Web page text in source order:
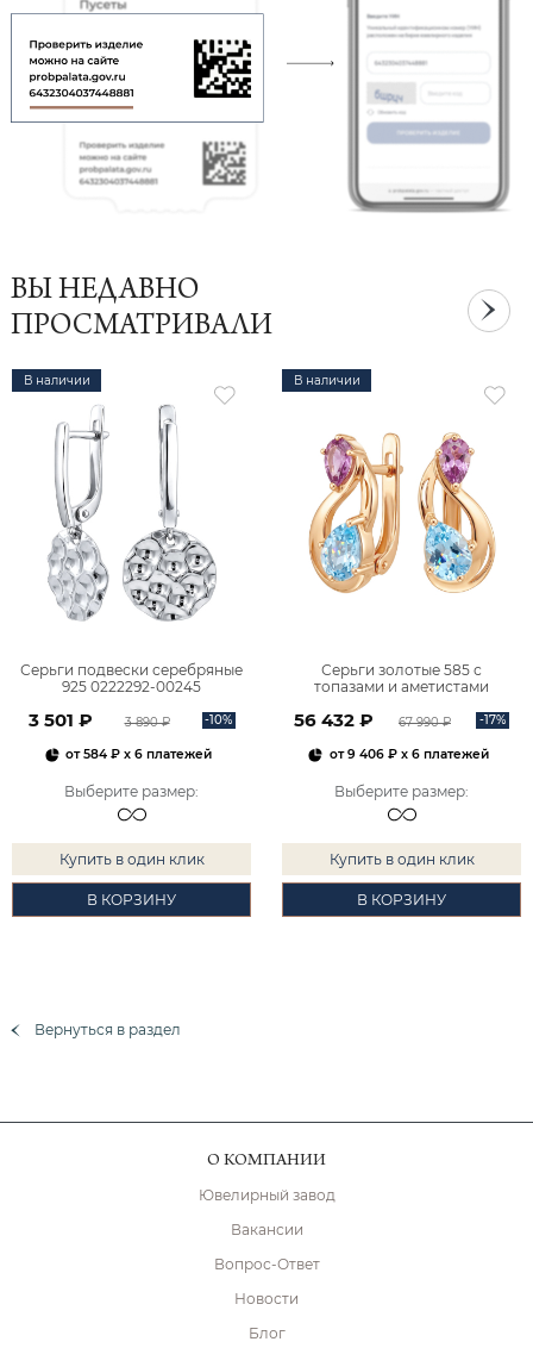
ВЫ НЕДАВНО
ПРОСМАТРИВАЛИ
В наличии
Серьги подвески серебряные
925 0222292-00245
3 501 ₽ 3 890 ₽ -10%
от584 ₽ x 6 платежей
Выберите размер:
Купить в один клик
В КОРЗИНУ
В наличии
Серьги золотые 585 с
топазами и аметистами
56 432 ₽ 67 990 ₽ -17%
от9 406 ₽x 6 платежей
Выберите размер:
Купить в один клик
В КОРЗИНУ
Вернуться в раздел
О КОМПАНИИ
Ювелирный завод
Вакансии
Вопрос-Ответ
Новости
Блог